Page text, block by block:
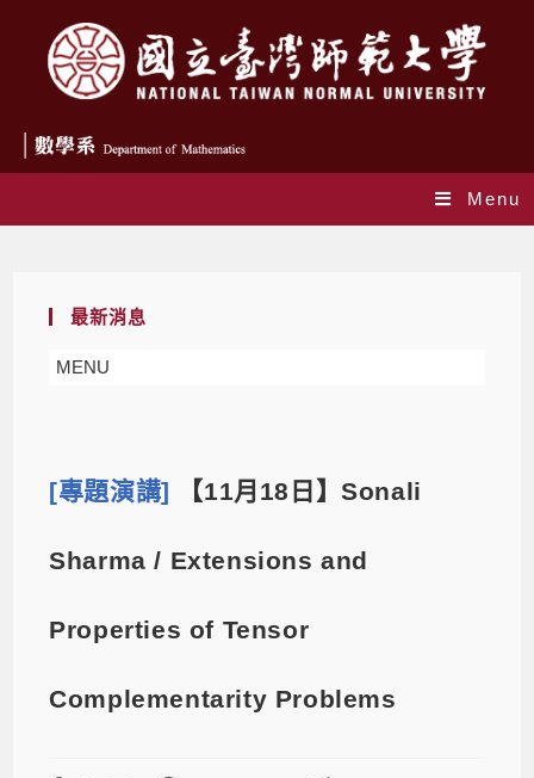
Menu
最新消息
MENU
[專題演講] 【11月18日】Sonali
Sharma / Extensions and
Properties of Tensor
Complementarity Problems